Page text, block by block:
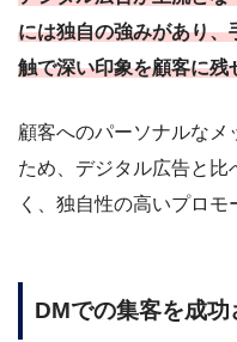
には独自の強みがあり、
触で深い印象を顧客に残
顧客へのパーソナルなメ
ため、デジタル広告と比
く、独自性の高いプロモ
DMでの集客を成功